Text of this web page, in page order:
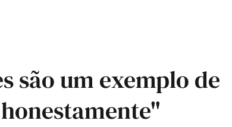
são um exemplo de